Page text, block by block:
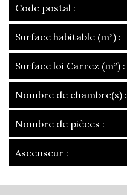
Code postal :
Surface habitable (m²) :
Surface loi Carrez (m²) :
Nombre de chambre(s) :
Nombre de pièces :
Ascenseur :